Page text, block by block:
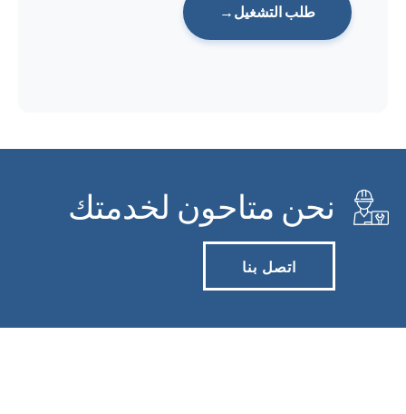
طلب التشغيل
نحن متاحون لخدمتك
اتصل بنا